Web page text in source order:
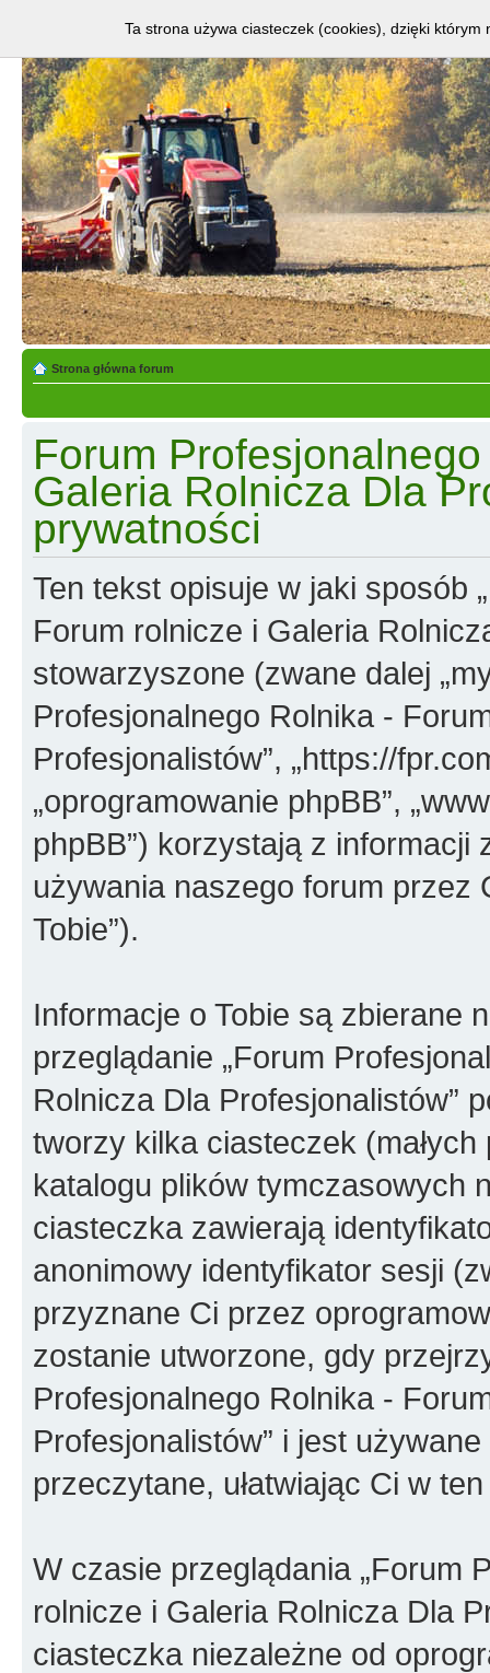
Strona główna forum
Forum
Galeria Rolnicza Dla
prywatności
Ten tekst opisuje w jaki sposób
Forum rolnicze i Galeria
stowarzyszone (zwane dalej
Profesjonalnego Rolnika -
Profesjonalistów”, „https://
„oprogramowanie phpBB”,
phpBB”) korzystają z
używania naszego forum przez
Tobie”).
Informacje o Tobie są zbierane
przeglądanie „Forum
Rolnicza Dla Profesjonalistów”
tworzy kilka ciasteczek
katalogu plików tymczasowych
ciasteczka zawierają
anonimowy identyfikator sesji
przyznane Ci przez
zostanie utworzone, gdy
Profesjonalnego Rolnika -
Profesjonalistów” i jest
przeczytane, ułatwiając Ci w
W czasie przeglądania „Forum
rolnicze i Galeria Rolnicza Dla
ciasteczka niezależne od
Ta strona używa ciasteczek (cookies), dzięki którym